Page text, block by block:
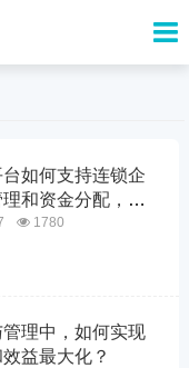
如何支持连锁企
和资金分配，以
营的需求？
1780
理中，如何实现
益最大化？